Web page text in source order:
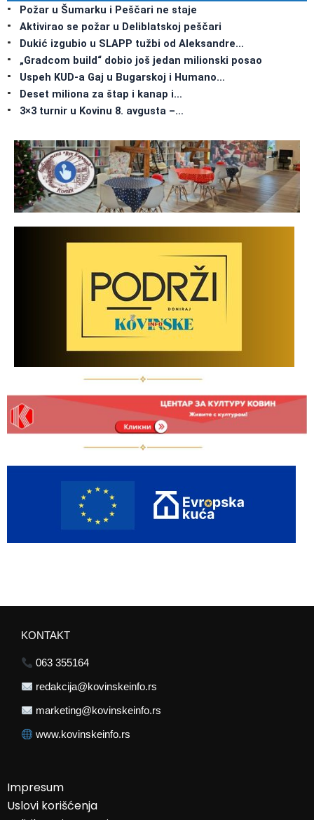
Požar u Šumarku i Peščari ne staje
Aktivirao se požar u Deliblatskoj peščari
Dukić izgubio u SLAPP tužbi od Aleksandre…
„Gradcom build“ dobio još jedan milionski posao
Uspeh KUD-a Gaj u Bugarskoj i Humano…
Deset miliona za štap i kanap i…
3×3 turnir u Kovinu 8. avgusta –…
KONTAKT
063 355164
redakcija@kovinskeinfo.rs
marketing@kovinskeinfo.rs
www.kovinskeinfo.rs
Impresum
Uslovi korišćenja